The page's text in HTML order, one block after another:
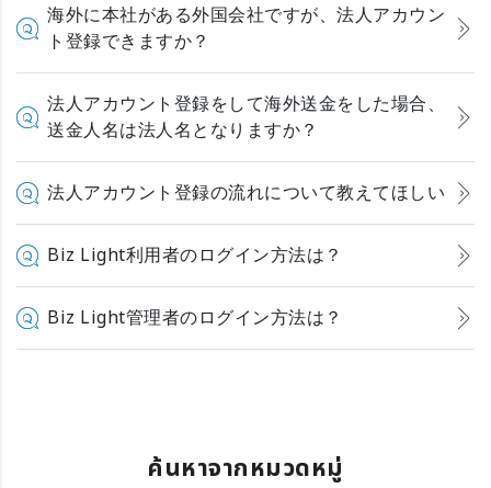
海外に本社がある外国会社ですが、法人アカウン
ト登録できますか？
法人アカウント登録をして海外送金をした場合、
送金人名は法人名となりますか？
法人アカウント登録の流れについて教えてほしい
Biz Light利用者のログイン方法は？
Biz Light管理者のログイン方法は？
ค้นหาจากหมวดหมู่